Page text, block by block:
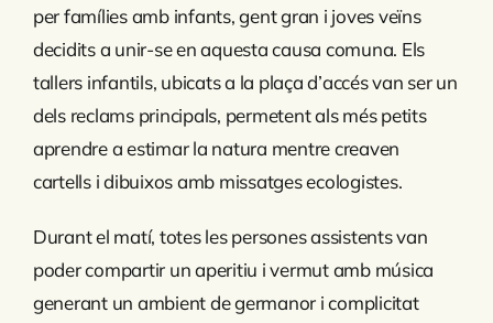
per famílies amb infants, gent gran i joves veïns
decidits a unir-se en aquesta causa comuna. Els
tallers infantils, ubicats a la plaça d’accés van ser un
dels reclams principals, permetent als més petits
aprendre a estimar la natura mentre creaven
cartells i dibuixos amb missatges ecologistes.
Durant el matí, totes les persones assistents van
poder compartir un aperitiu i vermut amb música
generant un ambient de germanor i complicitat